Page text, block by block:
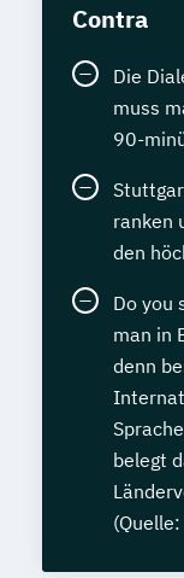
Contra
Die
muss
90-
ranken
den
Do you
man in
denn
belegt